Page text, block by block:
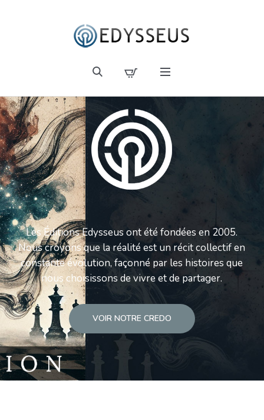
Les Éditions Edysseus ont été fondées en 2005.
Nous croyons que la réalité est un récit collectif en
constante évolution, façonné par les histoires que
nous choisissons de vivre et de partager.
VOIR NOTRE CREDO